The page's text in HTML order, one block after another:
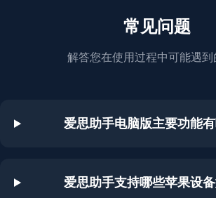
常见问题
解答您在使用过程中可能遇到
爱思助手电脑版主要功能
爱思助手支持哪些苹果设